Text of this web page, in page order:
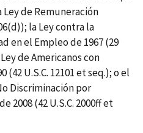
Ley de Remuneración
la Ley contra la
en el Empleo de 1967 (29
de Americanos con
(42 U.S.C. 12101 et seq.); o el
Discriminación por
2008 (42 U.S.C. 2000ff et